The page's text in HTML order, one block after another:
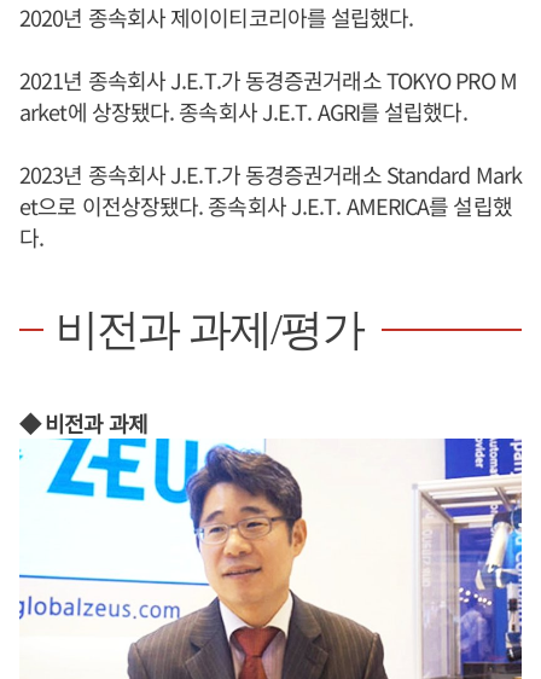
2020년 종속회사 제이이티코리아를 설립했다.
2021년 종속회사 J.E.T.가 동경증권거래소 TOKYO PRO M
arket에 상장됐다. 종속회사 J.E.T. AGRI를 설립했다.
2023년 종속회사 J.E.T.가 동경증권거래소 Standard Mark
et으로 이전상장됐다. 종속회사 J.E.T. AMERICA를 설립했
다.
비전과 과제/평가
◆ 비전과 과제